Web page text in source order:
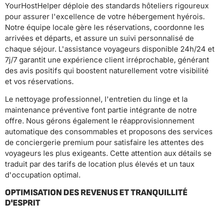
YourHostHelper déploie des standards hôteliers rigoureux
pour assurer l'excellence de votre hébergement hyérois.
Notre équipe locale gère les réservations, coordonne les
arrivées et départs, et assure un suivi personnalisé de
chaque séjour. L'assistance voyageurs disponible 24h/24 et
7j/7 garantit une expérience client irréprochable, générant
des avis positifs qui boostent naturellement votre visibilité
et vos réservations.
Le nettoyage professionnel, l'entretien du linge et la
maintenance préventive font partie intégrante de notre
offre. Nous gérons également le réapprovisionnement
automatique des consommables et proposons des services
de conciergerie premium pour satisfaire les attentes des
voyageurs les plus exigeants. Cette attention aux détails se
traduit par des tarifs de location plus élevés et un taux
d'occupation optimal.
OPTIMISATION DES REVENUS ET TRANQUILLITÉ
D'ESPRIT